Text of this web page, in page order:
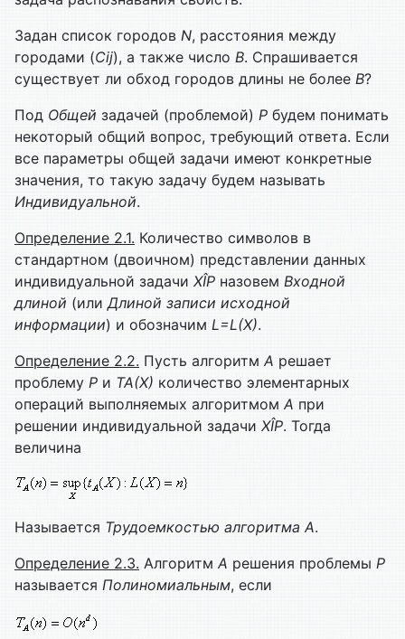
Задан список городов N, расстояния между
городами (Cij), а также число B. Спрашивается
существует ли обход городов длины не более B?
Под Общей задачей (проблемой) P будем понимать
некоторый общий вопрос, требующий ответа. Если
все параметры общей задачи имеют конкретные
значения, то такую задачу будем называть
Индивидуальной.
Определение 2.1. Количество символов в
стандартном (двоичном) представлении данных
индивидуальной задачи XÎP назовем Входной
длиной (илиДлиной записи исходной
информации) и обозначим L=L(X).
Определение 2.2. Пусть алгоритмA решает
проблему P и TA(X) количество элементарных
операций выполняемых алгоритмом A при
решении индивидуальной задачи XÎP. Тогда
величина
Называется Трудоемкостью алгоритма A.
Определение 2.3. Алгоритм A решения проблемы P
называется Полиномиальным, если